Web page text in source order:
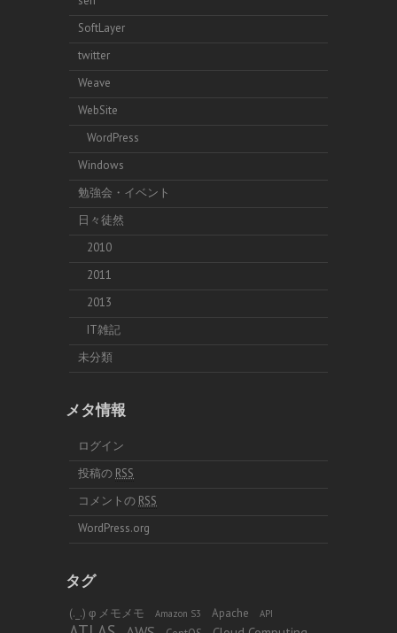
SoftLayer
twitter
Weave
WebSite
WordPress
Windows
勉強会・イベント
日々徒然
2010
2011
2013
IT雑記
未分類
メタ情報
ログイン
投稿の RSS
コメントの RSS
WordPress.org
タグ
(._.) φ メモメモ Amazon S3 Apache API